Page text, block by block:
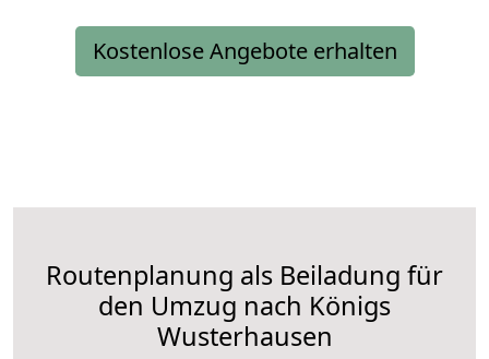
Kostenlose Angebote erhalten
Routenplanung als Beiladung für
den Umzug nach Königs
Wusterhausen